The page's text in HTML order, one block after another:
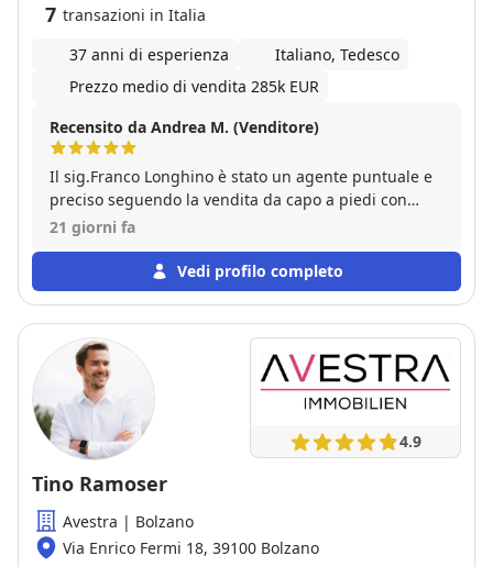
7 transazioni in Italia
37 anni di esperienza
Italiano, Tedesco
Prezzo medio di vendita 285k EUR
Recensito da Andrea M. (Venditore)
Il sig.Franco Longhino è stato un agente puntuale e
preciso seguendo la vendita da capo a piedi con
un'ottima comunicazione e un attenzione a tutti i
mestiere. Consigliato per professionalità, pazienza e
simpatia.
21 giorni fa
Vedi profilo completo
4.9
Tino Ramoser
Avestra | Bolzano
Via Enrico Fermi 18, 39100 Bolzano